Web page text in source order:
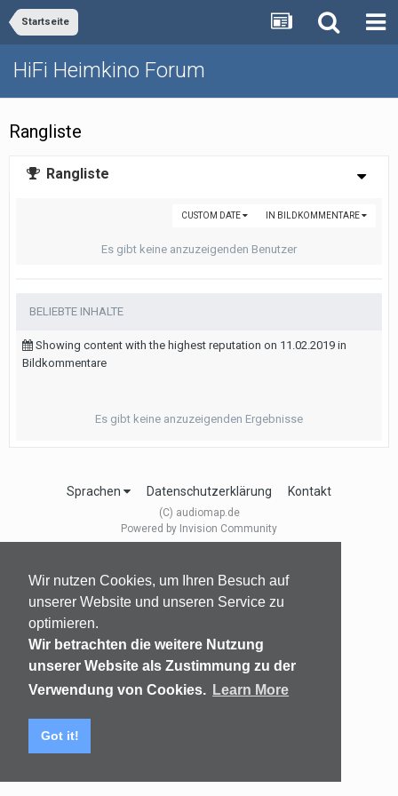
Wir nutzen Cookies, um Ihren Besuch auf
unserer Website und unseren Service zu
optimieren.
Wir betrachten die weitere Nutzung
unserer Website als Zustimmung zu der
Verwendung von Cookies. Learn More
Got it!
Startseite
HiFi Heimkino Forum
Rangliste
Rangliste
IN BILDKOMMENTARE
CUSTOM DATE
Es gibt keine anzuzeigenden Benutzer
BELIEBTE INHALTE
Showing content with the highest reputation on 11.02.2019 in
Bildkommentare
Es gibt keine anzuzeigenden Ergebnisse
Sprachen Datenschutzerklärung Kontakt
(C) audiomap.de
Powered by Invision Community